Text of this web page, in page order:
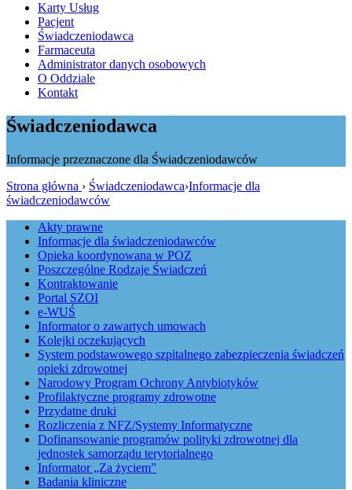
Karty Usług
Pacjent
Świadczeniodawca
Farmaceuta
Administrator danych osobowych
O Oddziale
Kontakt
Świadczeniodawca
Informacje przeznaczone dla Świadczeniodawców
Strona główna › Świadczeniodawca›Informacje dla
świadczeniodawców
Akty prawne
Informacje dla świadczeniodawców
Opieka koordynowana w POZ
Poszczególne Rodzaje Świadczeń
Kontraktowanie
Portal SZOI
e-WUŚ
Informator o zawartych umowach
Kolejki oczekujących
System podstawowego szpitalnego zabezpieczenia świadczeń
opieki zdrowotnej
Narodowy Program Ochrony Antybiotyków
Profilaktyczne programy zdrowotne
Przydatne druki
Rozliczenia z NFZ/Systemy Informatyczne
Dofinansowanie programów polityki zdrowotnej dla
jednostek samorządu terytorialnego
Informator „Za życiem”
Badania kliniczne